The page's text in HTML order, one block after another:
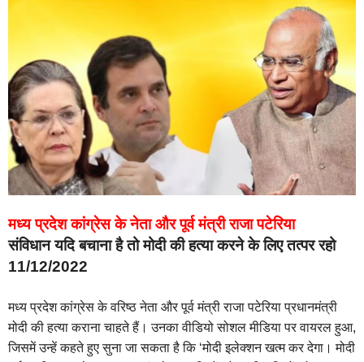
मध्य प्रदेश कांग्रेस के नेता और पूर्व मंत्री राजा पटेरिया
संविधान यदि बचाना है तो मोदी की हत्या करने के लिए तत्पर रहो
11/12/2022
मध्य प्रदेश कांग्रेस के वरिष्ठ नेता और पूर्व मंत्री राजा पटेरिया प्रधानमंत्री
मोदी की हत्या कराना चाहते हैं। उनका वीडियो सोशल मीडिया पर वायरल हुआ,
जिसमें उन्हें कहते हुए सुना जा सकता है कि ‘मोदी इलेक्शन खत्म कर देगा। मोदी